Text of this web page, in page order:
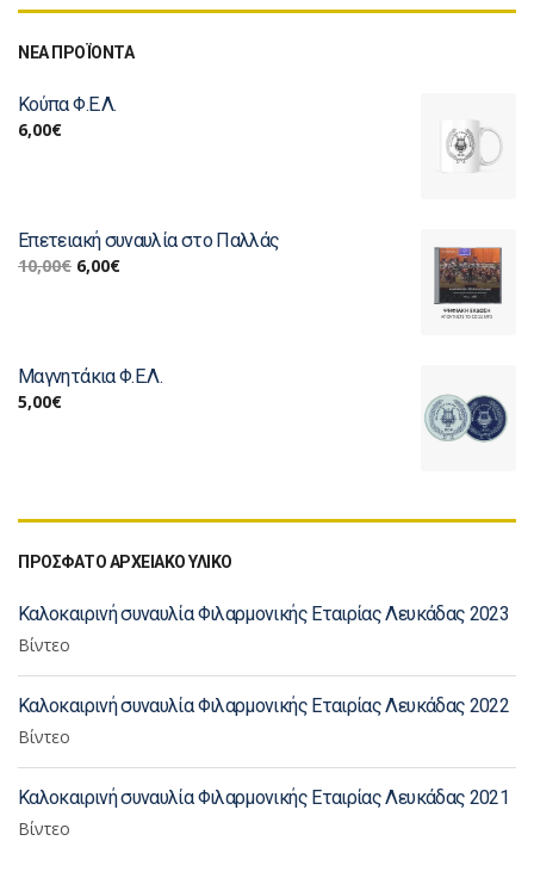
ΝΕΑ ΠΡΟΪΟΝΤΑ
Κούπα Φ.Ε.Λ.
6,00€
Επετειακή συναυλία στο Παλλάς
10,00€ 6,00€
Μαγνητάκια Φ.Ε.Λ.
5,00€
ΠΡΟΣΦΑΤΟ ΑΡΧΕΙΑΚΟ ΥΛΙΚΟ
Καλοκαιρινή συναυλία Φιλαρμονικής Εταιρίας Λευκάδας 2023
Βίντεο
Καλοκαιρινή συναυλία Φιλαρμονικής Εταιρίας Λευκάδας 2022
Βίντεο
Καλοκαιρινή συναυλία Φιλαρμονικής Εταιρίας Λευκάδας 2021
Βίντεο